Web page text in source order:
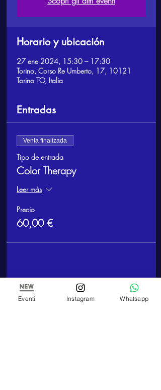
Horario y ubicación
27 ene 2024, 15:30 – 17:30
Torino, Corso Re Umberto, 17, 10121
Torino TO, Italia
Entradas
Venta finalizada
Tipo de entrada
Color Therapy
Leer más
Precio
60,00 €
Compartir este evento
Eventi Instagram Whatsapp